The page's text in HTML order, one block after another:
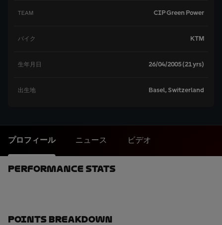
TEAM CIP Green Power
バイク KTM
生年月日 26/04/2005 (21 yrs)
出生地 Basel, Switzerland
プロフィール ニュース ビデオ
Performance Stats
Points Breakdown